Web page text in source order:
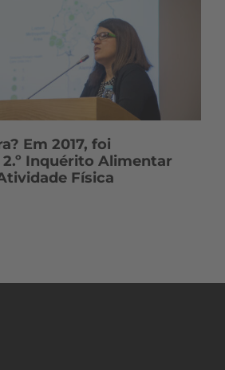
Em 2017, foi
Inquérito Alimentar
Física